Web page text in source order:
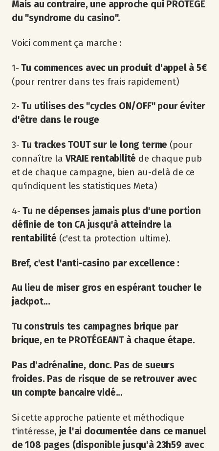
Mais au contraire, une approche qui PROTÈGE
du "syndrome du casino".
Voici comment ça marche :
1-Tu commences avec un produit d'appel à 5€
(pour rentrer dans tes frais rapidement)
2-Tu utilises des "cycles ON/OFF" pour éviter
d'être dans le rouge
3-Tu trackes TOUT sur le long terme (pour
connaître laVRAIE rentabilité de chaque pub
et de chaque campagne, bien au-delà de ce
qu'indiquent les statistiques Meta)
4-Tu ne dépenses jamais plus d'une portion
définie de ton CA jusqu'à atteindre la
rentabilité (c'est ta protection ultime).
Bref, c'est l'anti-casino par excellence :
Au lieu de miser gros en espérant toucher le
jackpot...
Tu construis tes campagnes brique par
brique, en te PROTÉGEANT à chaque étape.
Pas d'adrénaline, donc. Pas de sueurs
froides. Pas de risque de se retrouver avec
un compte bancaire vidé...
Si cette approche patiente et méthodique
t'intéresse, je l'ai documentée dans ce manuel
de 108 pages (disponible jusqu'à 23h59 avec